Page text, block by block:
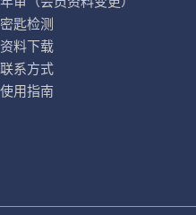
密匙检测
资料下载
联系方式
使用指南